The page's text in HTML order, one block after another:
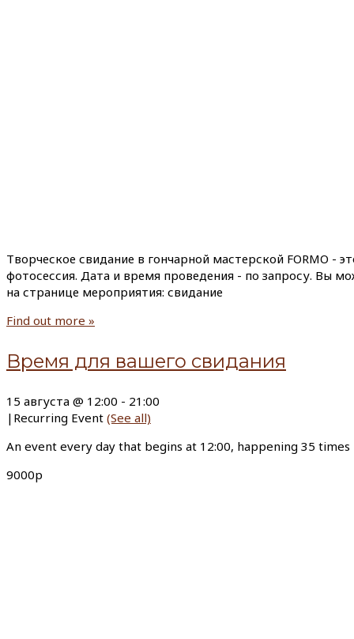
Творческое свидание в гончарной мастерской FORMO -
фотосессия. Дата и время проведения - по запросу. Вы
на странице мероприятия: свидание
Find out more »
Время для вашего свидания
15 августа @ 12:00 - 21:00
| Recurring Event (See all)
An event every day that begins at 12:00, happening 35 times
9000р